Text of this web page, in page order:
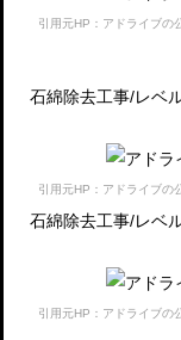
引用元HP：アドライブの
石綿除去工事/レベ
引用元HP：アドライブの
石綿除去工事/レベ
引用元HP：アドライブの